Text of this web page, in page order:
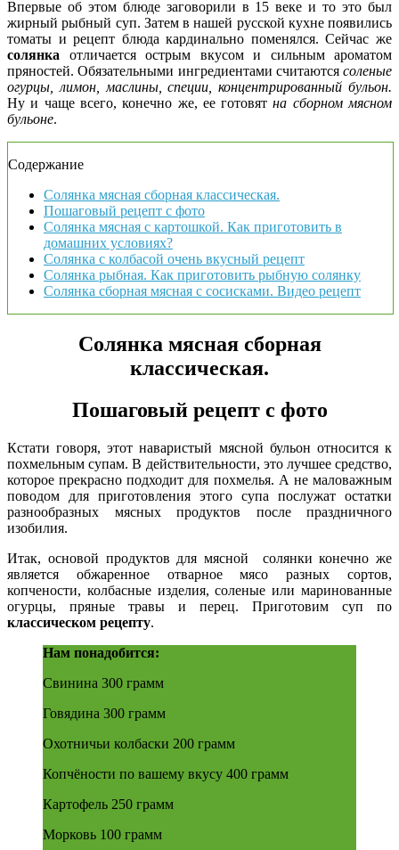
Впервые об этом блюде заговорили в 15 веке и то это был
жирный рыбный суп. Затем в нашей русской кухне появились
томаты и рецепт блюда кардинально поменялся. Сейчас же
солянка отличается острым вкусом и сильным ароматом
пряностей. Обязательными ингредиентами считаются соленые
огурцы, лимон, маслины, специи, концентрированный бульон.
Ну и чаще всего, конечно же, ее готовятна сборном мясном
бульоне.
Содержание
Солянка мясная сборная классическая.
Пошаговый рецепт с фото
Солянка мясная с картошкой. Как приготовить в
домашних условиях?
Солянка с колбасой очень вкусный рецепт
Солянка рыбная. Как приготовить рыбную солянку
Солянка сборная мясная с сосисками. Видео рецепт
Солянка мясная сборная
классическая.
Пошаговый рецепт с фото
Кстати говоря, этот наваристый мясной бульон относится к
похмельным супам. В действительности, это лучшее средство,
которое прекрасно подходит для похмелья. А не маловажным
поводом для приготовления этого супа послужат остатки
разнообразных мясных продуктов после праздничного
изобилия.
Итак, основой продуктов для мясной солянки конечно же
является обжаренное отварное мясо разных сортов,
копчености, колбасные изделия, соленые или маринованные
огурцы, пряные травы и перец. Приготовим суп по
классическом рецепту.
Нам понадобится:
Свинина 300 грамм
Говядина 300 грамм
Охотничьи колбаски 200 грамм
Копчёности по вашему вкусу 400 грамм
Картофель 250 грамм
Морковь 100 грамм